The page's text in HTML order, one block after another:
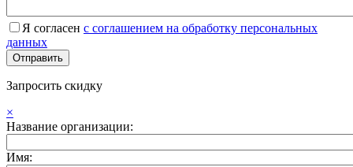
Я согласен с соглашением на обработку персональных
данных
Запросить скидку
×
Название организации:
Имя: